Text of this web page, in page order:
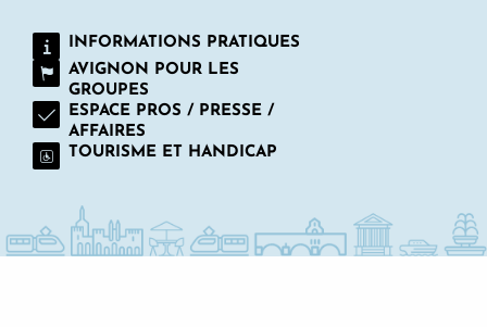
Fabrik Théâtre
Théâtre de la Tache d'Encre
Opéra Grand Avignon
Théâtre Au Chapeau Rouge
Les Hivernales - CDCN d'Avignon
Théâtre Golovine
Théâtre Au Coin de la Lune
Théâtre Episcène
INFORMATIONS PRATIQUES
AVIGNON POUR LES
GROUPES
ESPACE PROS / PRESSE /
AFFAIRES
TOURISME ET HANDICAP